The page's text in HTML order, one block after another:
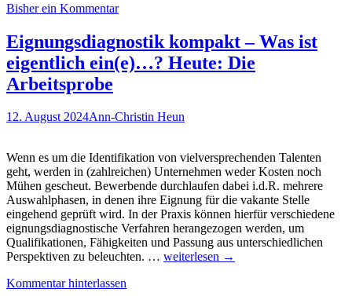
sich
die
Qualität
Cronbach-
Gleser-
Modell…
Bisher ein Kommentar
Eignungsdiagnostik kompakt – Was ist
eigentlich ein(e)…? Heute: Die
Arbeitsprobe
12. August 2024Ann-Christin Heun
Wenn es um die Identifikation von vielversprechenden Talenten
geht, werden in (zahlreichen) Unternehmen weder Kosten noch
Mühen gescheut. Bewerbende durchlaufen dabei i.d.R. mehrere
Auswahlphasen, in denen ihre Eignung für die vakante Stelle
eingehend geprüft wird. In der Praxis können hierfür verschiedene
eignungsdiagnostische Verfahren herangezogen werden, um
Qualifikationen, Fähigkeiten und Passung aus unterschiedlichen
Perspektiven zu beleuchten. … Eignungsdiagnostik
weiterlesen →
Kommentar hinterlassen